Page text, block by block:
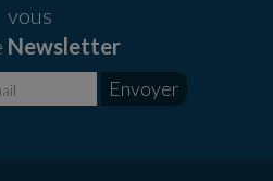
vous
Newsletter